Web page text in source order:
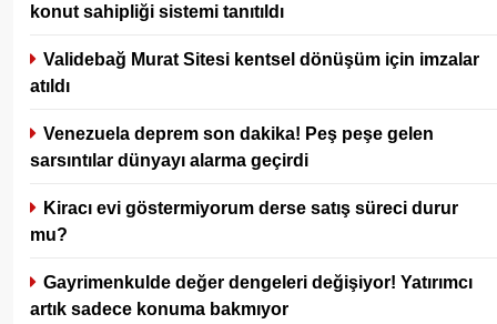
konut sahipliği sistemi tanıtıldı
Validebağ Murat Sitesi kentsel dönüşüm için imzalar
atıldı
Venezuela deprem son dakika! Peş peşe gelen
sarsıntılar dünyayı alarma geçirdi
Kiracı evi göstermiyorum derse satış süreci durur
mu?
Gayrimenkulde değer dengeleri değişiyor! Yatırımcı
artık sadece konuma bakmıyor